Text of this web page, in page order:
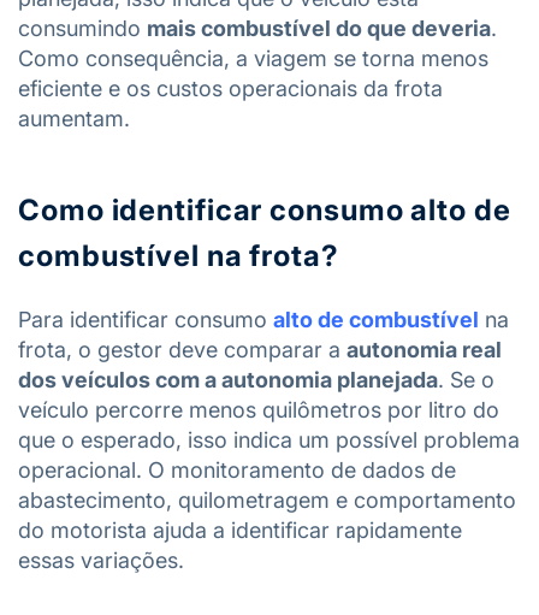
consumindo mais combustível do que deveria.
Como consequência, a viagem se torna menos
eficiente e os custos operacionais da frota
aumentam.
Como identificar consumo alto de
combustível na frota?
Para identificar consumo alto de combustível na
frota, o gestor deve comparar a autonomia real
dos veículos com a autonomia planejada. Se o
veículo percorre menos quilômetros por litro do
que o esperado, isso indica um possível problema
operacional. O monitoramento de dados de
abastecimento, quilometragem e comportamento
do motorista ajuda a identificar rapidamente
essas variações.